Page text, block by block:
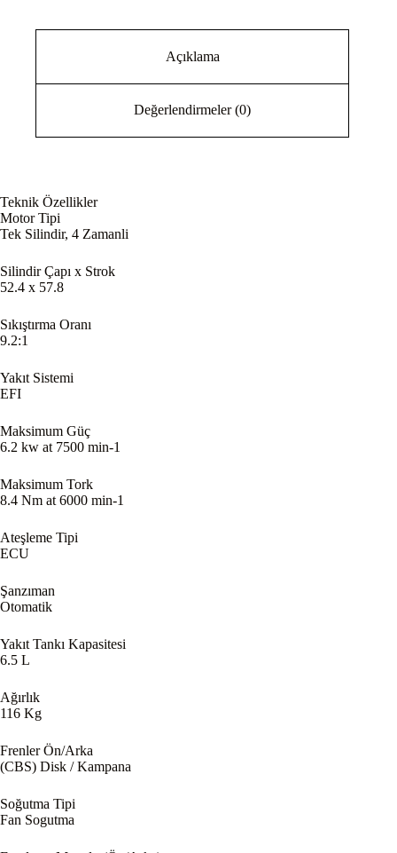
Açıklama
Değerlendirmeler (0)
Teknik Özellikler
Motor Tipi
Tek Silindir, 4 Zamanli
Silindir Çapı x Strok
52.4 x 57.8
Sıkıştırma Oranı
9.2:1
Yakıt Sistemi
EFI
Maksimum Güç
6.2 kw at 7500 min-1
Maksimum Tork
8.4 Nm at 6000 min-1
Ateşleme Tipi
ECU
Şanzıman
Otomatik
Yakıt Tankı Kapasitesi
6.5 L
Ağırlık
116 Kg
Frenler Ön/Arka
(CBS) Disk / Kampana
Soğutma Tipi
Fan Sogutma